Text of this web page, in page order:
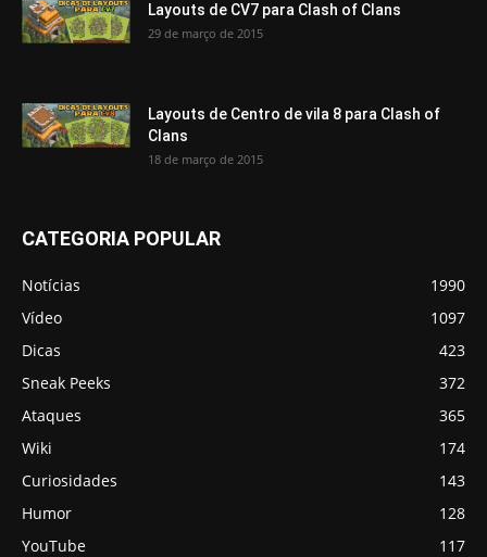
Layouts de CV7 para Clash of Clans
29 de março de 2015
Layouts de Centro de vila 8 para Clash of
Clans
18 de março de 2015
CATEGORIA POPULAR
Notícias
1990
Vídeo
1097
Dicas
423
Sneak Peeks
372
Ataques
365
Wiki
174
Curiosidades
143
Humor
128
YouTube
117